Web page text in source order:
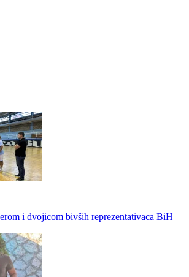
i dvojicom bivših reprezentativaca BiH